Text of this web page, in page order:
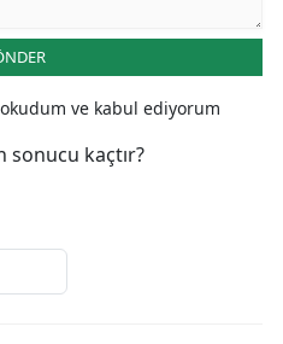
okudum ve kabul ediyorum
sonucu kaçtır?